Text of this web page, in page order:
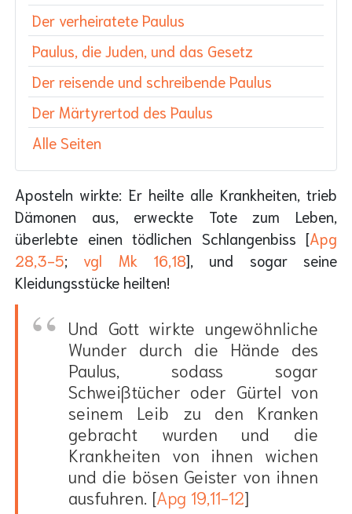
Der verheiratete Paulus
Paulus, die Juden, und das Gesetz
Der reisende und schreibende Paulus
Der Märtyrertod des Paulus
Alle Seiten
Aposteln wirkte: Er heilte alle Krankheiten, trieb
Dämonen aus, erweckte Tote zum Leben,
überlebte einen tödlichen Schlangenbiss [Apg
28,3-5; vgl Mk 16,18], und sogar seine
Kleidungsstücke heilten!
Und Gott wirkte ungewöhnliche
Wunder durch die Hände des
Paulus, sodass sogar
Schweißtücher oder Gürtel von
seinem Leib zu den Kranken
gebracht wurden und die
Krankheiten von ihnen wichen
und die bösen Geister von ihnen
ausfuhren. [Apg 19,11-12]